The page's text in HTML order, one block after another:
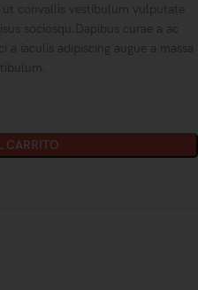
convallis vestibulum vulputate
sociosqu.Dapibus curae a ac
iaculis adipiscing augue a massa
CARRITO